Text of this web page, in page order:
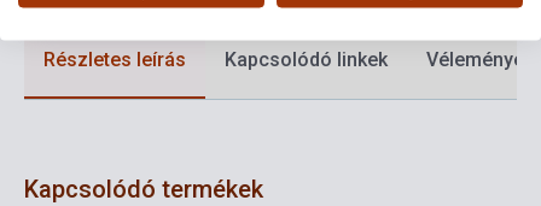
Részletes leírás Kapcsolódó linkek Vélemények
Kapcsolódó termékek